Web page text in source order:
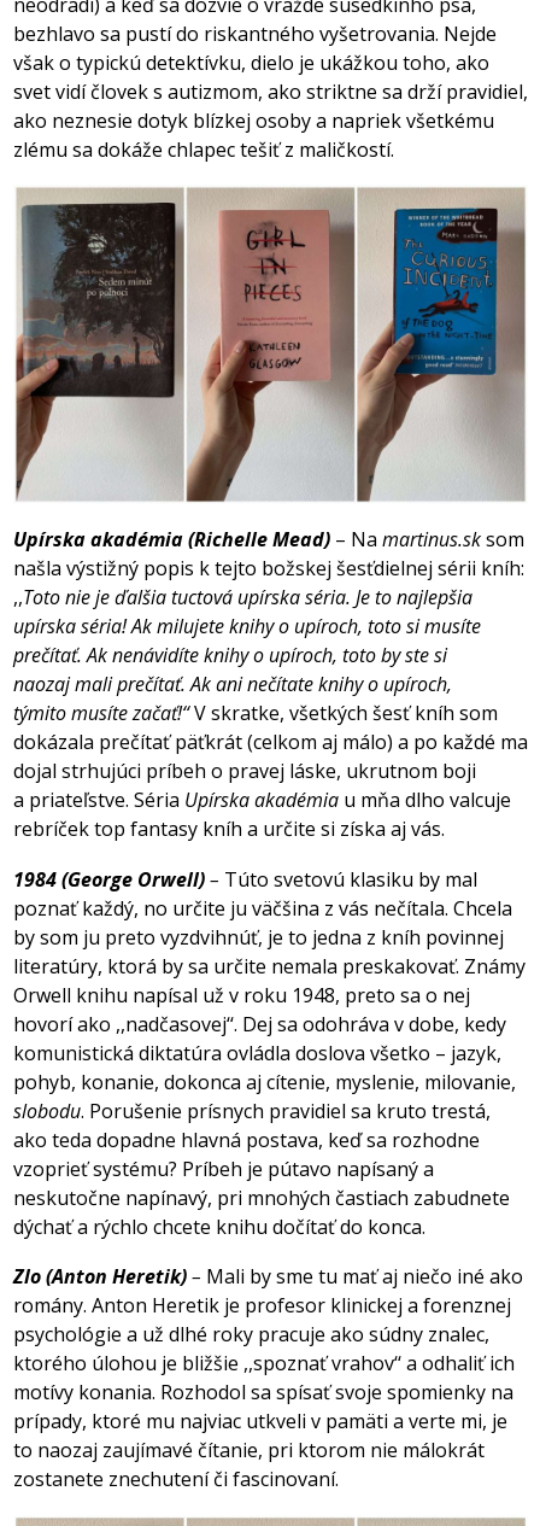
bezhlavo sa pustí do riskantného vyšetrovania. Nejde
však o typickú detektívku, dielo je ukážkou toho, ako
svet vidí človek s autizmom, ako striktne sa drží pravidiel,
ako neznesie dotyk blízkej osoby a napriek všetkému
zlému sa dokáže chlapec tešiť z maličkostí.
Upírska akadémia (Richelle Mead) – Na martinus.sksom
našla výstižný popis k tejto božskej šesťdielnej sérii kníh:
,,Toto nie je ďalšia tuctová upírska séria. Je to najlepšia
upírska séria! Ak milujete knihy o upíroch, toto si musíte
prečítať. Ak nenávidíte knihy o upíroch, toto by ste si
naozaj mali prečítať. Ak ani nečítate knihy o upíroch,
týmito musíte začať!‘‘V skratke, všetkých šesť kníh som
dokázala prečítať päťkrát (celkom aj málo) a po každé ma
dojal strhujúci príbeh o pravej láske, ukrutnom boji
a priateľstve. Séria Upírska akadémia u mňa dlho valcuje
rebríček top fantasy kníh a určite si získa aj vás.
1984 (George Orwell)– Túto svetovú klasiku by mal
poznať každý, no určite ju väčšina z vás nečítala. Chcela
by som ju preto vyzdvihnúť, je to jedna z kníh povinnej
literatúry, ktorá by sa určite nemala preskakovať. Známy
Orwell knihu napísal už v roku 1948, preto sa o nej
hovorí ako ,,nadčasovej‘‘. Dej sa odohráva v dobe, kedy
komunistická diktatúra ovládla doslova všetko – jazyk,
pohyb, konanie, dokonca aj cítenie, myslenie, milovanie,
slobodu. Porušenie prísnych pravidiel sa kruto trestá,
ako teda dopadne hlavná postava, keď sa rozhodne
vzoprieť systému? Príbeh je pútavo napísaný a
neskutočne napínavý, pri mnohých častiach zabudnete
dýchať a rýchlo chcete knihu dočítať do konca.
Zlo (Anton Heretik)– Mali by sme tu mať aj niečo iné ako
romány. Anton Heretik je profesor klinickej a forenznej
psychológie a už dlhé roky pracuje ako súdny znalec,
ktorého úlohou je bližšie ,,spoznať vrahov‘‘ a odhaliť ich
motívy konania. Rozhodol sa spísať svoje spomienky na
prípady, ktoré mu najviac utkveli v pamäti a verte mi, je
to naozaj zaujímavé čítanie, pri ktorom nie málokrát
zostanete znechutení či fascinovaní.